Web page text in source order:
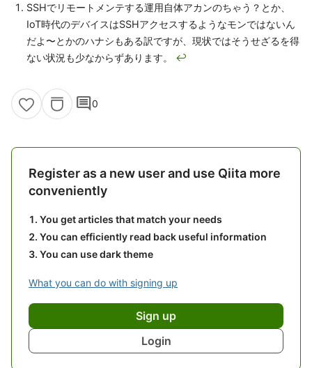
SSHでリモートメンテする運用自体アカンのちゃう？とか、
IoT時代のデバイスはSSHアクセスするようなモンではないん
だよ〜とかのハナシもある訳ですが、現状ではそうせざるを得
ない状況も少なからずあります。 ↩
comment0
Register as a new user and use Qiita more
conveniently
You get articles that match your needs
You can efficiently read back useful information
You can use dark theme
What you can do with signing up
Sign up
Login